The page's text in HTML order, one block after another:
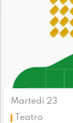
Martedì 23
Teatro